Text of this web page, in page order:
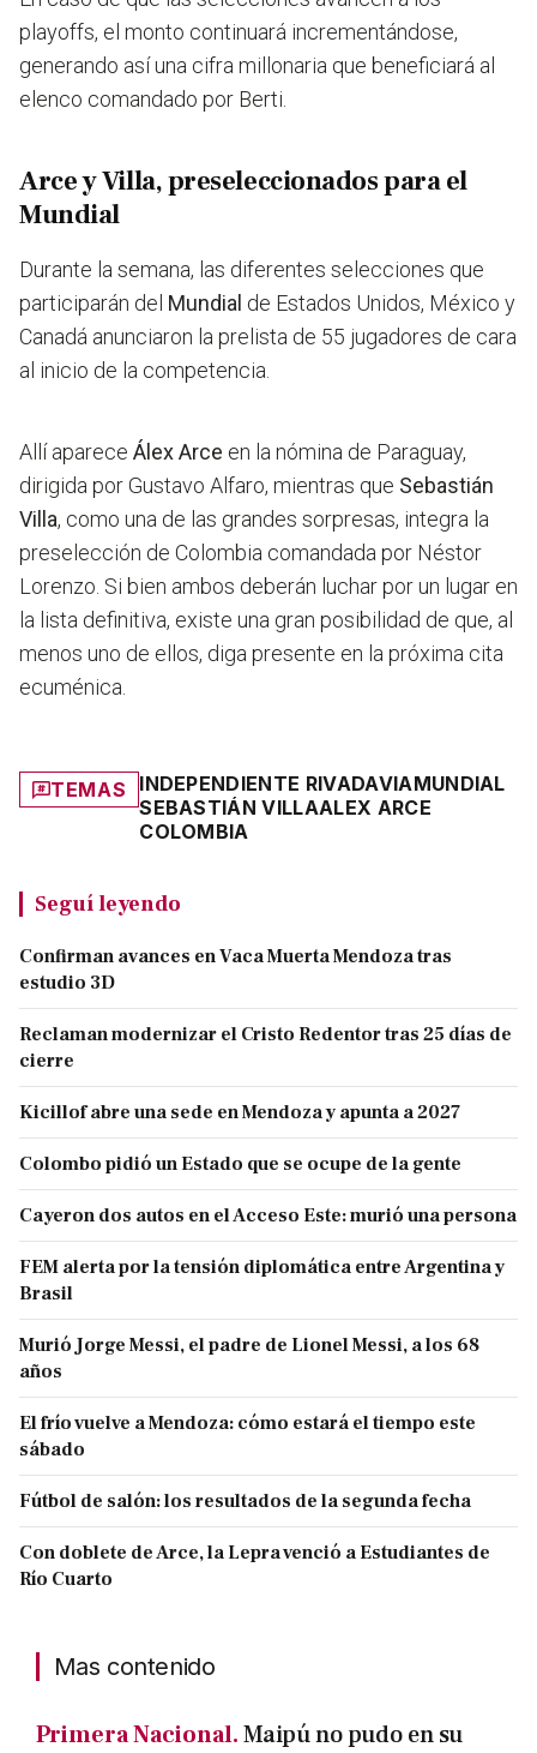
playoffs, el monto continuará incrementándose,
generando así una cifra millonaria que beneficiará al
elenco comandado por Berti.
Arce y Villa, preseleccionados para el
Mundial
Durante la semana, las diferentes selecciones que
participarán del Mundial de Estados Unidos, México y
Canadá anunciaron la prelista de 55 jugadores de cara
al inicio de la competencia.
Allí aparece Álex Arce en la nómina de Paraguay,
dirigida por Gustavo Alfaro, mientras que Sebastián
Villa, como una de las grandes sorpresas, integra la
preselección de Colombia comandada por Néstor
Lorenzo. Si bien ambos deberán luchar por un lugar en
la lista definitiva, existe una gran posibilidad de que, al
menos uno de ellos, diga presente en la próxima cita
ecuménica.
TEMAS INDEPENDIENTE RIVADAVIAMUNDIAL
SEBASTIÁN VILLAALEX ARCE
COLOMBIA
Seguí leyendo
Confirman avances en Vaca Muerta Mendoza tras
estudio 3D
Reclaman modernizar el Cristo Redentor tras 25 días de
cierre
Kicillof abre una sede en Mendoza y apunta a 2027
Colombo pidió un Estado que se ocupe de la gente
Cayeron dos autos en el Acceso Este: murió una persona
FEM alerta por la tensión diplomática entre Argentina y
Brasil
Murió Jorge Messi, el padre de Lionel Messi, a los 68
años
El frío vuelve a Mendoza: cómo estará el tiempo este
sábado
Fútbol de salón: los resultados de la segunda fecha
Con doblete de Arce, la Lepra venció a Estudiantes de
Río Cuarto
Mas contenido
Primera Nacional.Maipú no pudo en su